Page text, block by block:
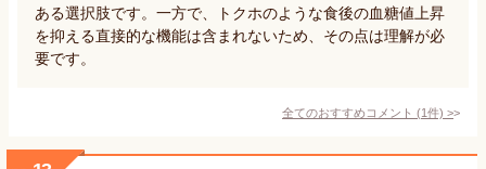
ある選択肢です。一方で、トクホのような食後の血糖値上昇
を抑える直接的な機能は含まれないため、その点は理解が必
要です。
全てのおすすめコメント (1件) >